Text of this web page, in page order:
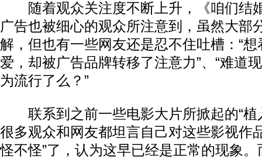
随着观众关注度不断上升，《咱们结
广告也被细心的观众所注意到，虽然大部
解，但也有一些网友还是忍不住吐槽：“
爱，却被广告品牌转移了注意力”、“难道
为流行了么？”
联系到之前一些电影大片所掀起的“植
很多观众和网友都坦言自己对这些影视作
怪不怪”了，认为这早已经是正常的现象